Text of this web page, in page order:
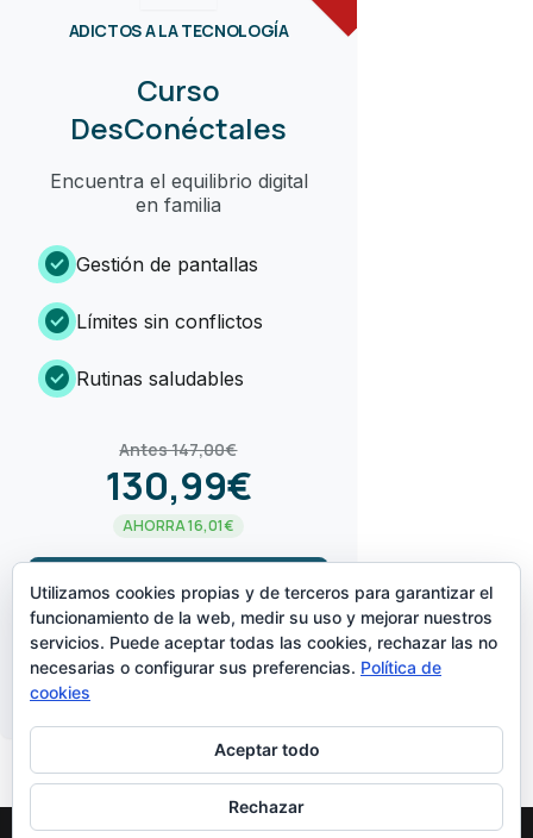
ADICTOS A LA TECNOLOGÍA
Curso
DesConéctales
Encuentra el equilibrio digital
en familia
check_circle Gestión de pantallas
check_circle Límites sin conflictos
check_circle Rutinas saludables
Antes 147,00€
130,99€
AHORRA 16,01€
¡LO QUIERO!arrow_forward
CREADO POR
Utilizamos cookies propias y de terceros para garantizar el
funcionamiento de la web, medir su uso y mejorar nuestros
servicios. Puede aceptar todas las cookies, rechazar las no
necesarias o configurar sus preferencias. Política de
cookies
Aceptar todo
Rechazar